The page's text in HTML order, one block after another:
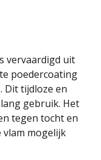
vervaardigd uit
poedercoating
Dit tijdloze en
gebruik. Het
tegen tocht en
vlam mogelijk